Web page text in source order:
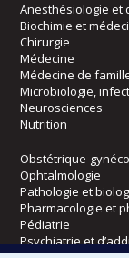
Anesthésiologie et
Biochimie et
Chirurgie
Médecine
Médecine de
Microbiologie,
Neurosciences
Nutrition
Obstétrique-
Ophtalmologie
Pathologie et
Pharmacologie et
Pédiatrie
Psychiatrie et